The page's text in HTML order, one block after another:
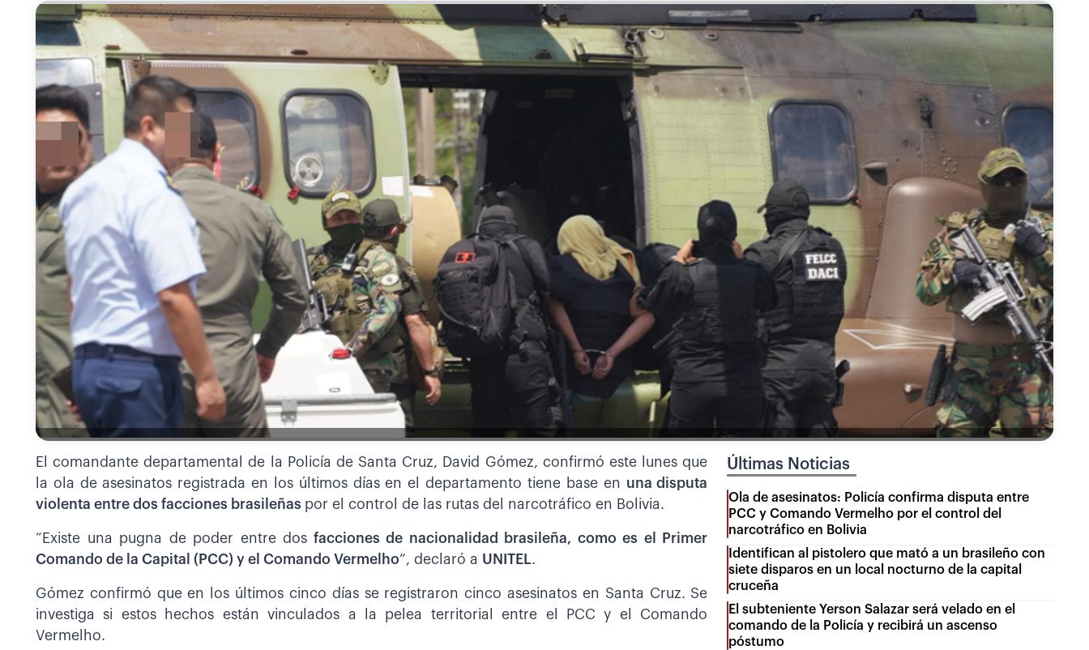
El comandante departamental de la Policía de Santa Cruz, David Gómez, confirmó este lunes que
la ola de asesinatos registrada en los últimos días en el departamento tiene base en una disputa
violenta entre dos facciones brasileñas por el control de las rutas del narcotráfico en Bolivia.
“Existe una pugna de poder entre dos facciones de nacionalidad brasileña, como es el Primer
Comando de la Capital (PCC) y el Comando Vermelho”, declaró a UNITEL.
Gómez confirmó que en los últimos cinco días se registraron cinco asesinatos en Santa Cruz. Se
investiga si estos hechos están vinculados a la pelea territorial entre el PCC y el Comando
Vermelho.
Últimas Noticias
Ola de asesinatos: Policía confirma disputa entre
PCC y Comando Vermelho por el control del
narcotráfico en Bolivia
Identifican al pistolero que mató a un brasileño con
siete disparos en un local nocturno de la capital
cruceña
El subteniente Yerson Salazar será velado en el
comando de la Policía y recibirá un ascenso
póstumo